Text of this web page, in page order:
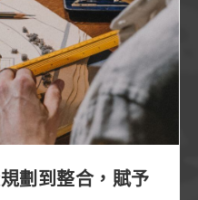
合，賦予建築物生命力
劃到整合，賦予